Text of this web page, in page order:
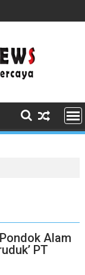
Alam
PT